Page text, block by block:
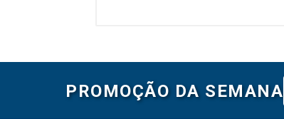
PROMOÇÃO DA SEMANA